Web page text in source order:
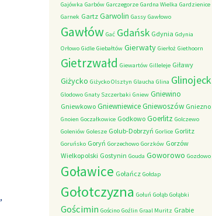
,
Gajówka Garbów Garczegorze Gardna Wielka Gardzienice
Garnek Gartz Garwolin Gassy Gawłowo
Gawłów Gać Gdańsk Gdynia Gdynia
Orłowo Gidle Giebałtów Gierwaty Gierłoż Giethoorn
Gietrzwałd Giewartów Gilleleje Giławy
Giżycko Giżycko Olsztyn Glaucha Glina Glinojeck
Glodowo Gnaty Szczerbaki Gniew Gniewino
Gniewkowo GniewniewiceGniewoszów Gniezno
Gnoien Goczałkowice Godkowo Goerlitz Golczewo
Goleniów Golesze Golub-Dobrzyń Gorlice Gorlitz
Goruńsko Goryń Gorzechowo Gorzków Gorzów
Wielkopolski Gostynin Gouda Goworowo Gozdowo
Goławice Gołańcz Gołdap
Gołotczyzna Gołuń Gołąb Gołąbki
Gościmin Gościno Goźlin Graal Muritz Grabie